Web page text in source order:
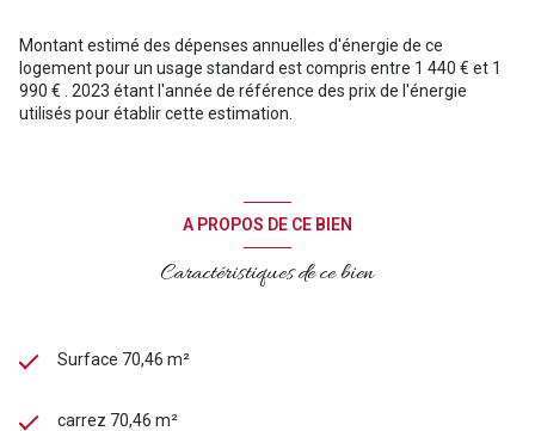
Montant estimé des dépenses annuelles d'énergie de ce
logement pour un usage standard est compris entre 1 440 € et 1
990 € . 2023 étant l'année de référence des prix de l'énergie
utilisés pour établir cette estimation.
A PROPOS DE CE BIEN
Caractéristiques de ce bien
Surface 70,46 m²
carrez 70,46 m²